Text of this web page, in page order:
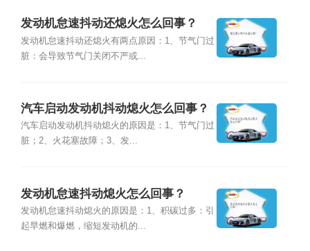
发动机怠速抖动还熄火怎么回事？
发动机怠速抖动还熄火有两点原因：1、节气门过
脏：会导致节气门关闭不严或...
汽车启动发动机抖动熄火怎么回事？
汽车启动发动机抖动熄火的原因是：1、节气门过
脏；2、火花塞故障；3、发...
发动机怠速抖动熄火怎么回事？
发动机怠速抖动熄火的原因是：1、积碳过多：引
起早燃和爆燃，缩短发动机的...